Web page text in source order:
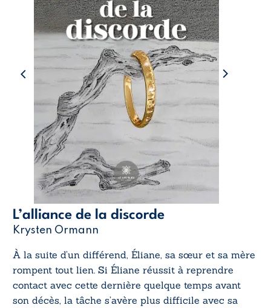
L’alliance de la discorde
Krysten Ormann
À la suite d’un différend, Éliane, sa sœur et sa mère
rompent tout lien. Si Éliane réussit à reprendre
contact avec cette dernière quelque temps avant
son décès, la tâche s’avère plus difficile avec sa